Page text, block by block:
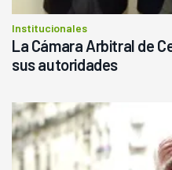
Institucionales
La Cámara Arbitral de
sus autoridades